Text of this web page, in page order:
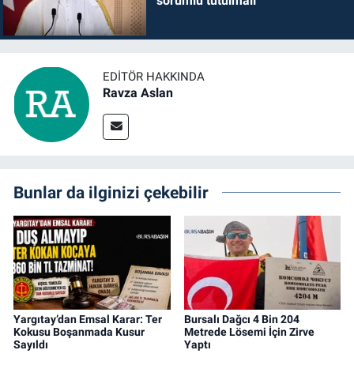
EDITÖR HAKKINDA
Ravza Aslan
Bunlar da ilginizi çekebilir
Yargıtay’dan Emsal Karar: Ter
Kokusu Boşanmada Kusur
Sayıldı
Bursalı Dağcı 4 Bin 204
Metrede Lösemi İçin Zirve
Yaptı